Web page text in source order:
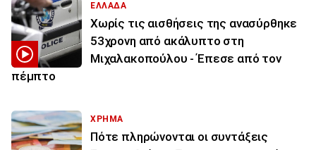
ΕΛΛΑΔΑ
Χωρίς τις αισθήσεις της ανασύρθηκε
53χρονη από ακάλυπτο στη
Μιχαλακοπούλου - Έπεσε από τον
πέμπτο
ΧΡΗΜΑ
Πότε πληρώνονται οι συντάξεις